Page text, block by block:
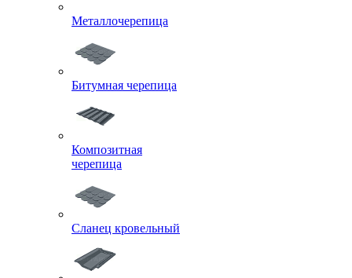
Металлочерепица
Битумная черепица
Композитная
черепица
Сланец кровельный